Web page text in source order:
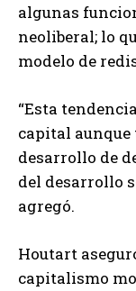
algunas
neoliberal; lo
modelo de
“Esta
capital
desarrollo de
del desarrollo
agregó.
Houtart
capitalismo